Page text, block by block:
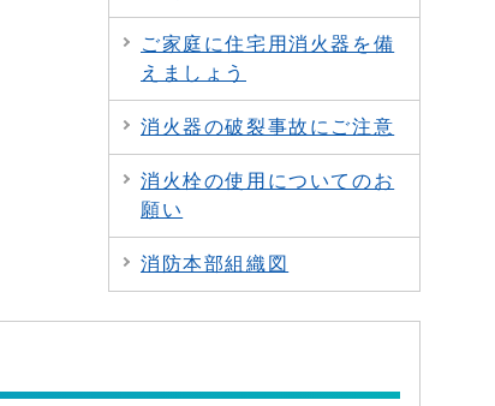
ご家庭に住宅用消火器を備
えましょう
消火器の破裂事故にご注意
消火栓の使用についてのお
願い
消防本部組織図